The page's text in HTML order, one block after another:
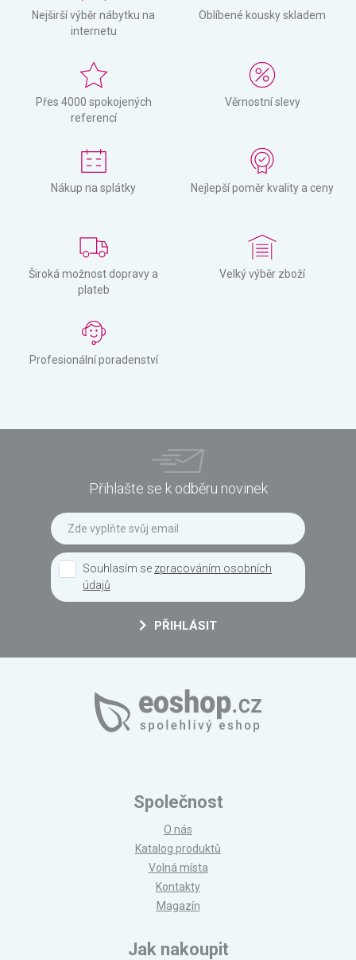
Nejširší výběr nábytku na
internetu
Oblíbené kousky skladem
Přes 4000 spokojených
referencí
Věrnostní slevy
Nákup na splátky Nejlepší poměr kvality a ceny
Široká možnost dopravy a
plateb
Velký výběr zboží
Profesionální poradenství
Přihlašte se k odběru novinek
Souhlasím se zpracováním osobních
údajů
PŘIHLÁSIT
Společnost
O nás
Katalog produktů
Volná místa
Kontakty
Magazín
Jak nakoupit